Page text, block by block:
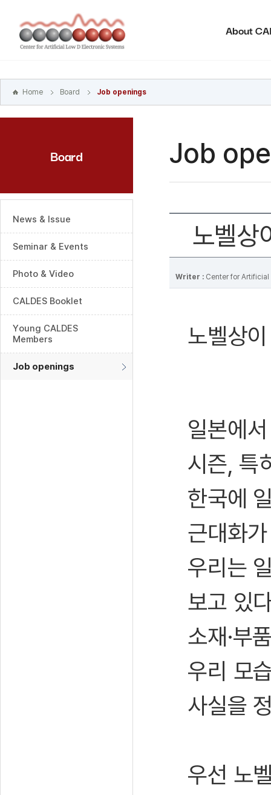
바로가기
주메뉴
바로가기
About
Home Board Job openings
Board
News & Issue
Seminar & Events
Photo & Video
CALDES Booklet
Young CALDES
Members
Job openings
Job
노벨상
Writer : Center for
노벨상
일본에
시즌, 특
한국에
근대화
우리는
보고 있
소재·부
우리 모
사실을
우선 노